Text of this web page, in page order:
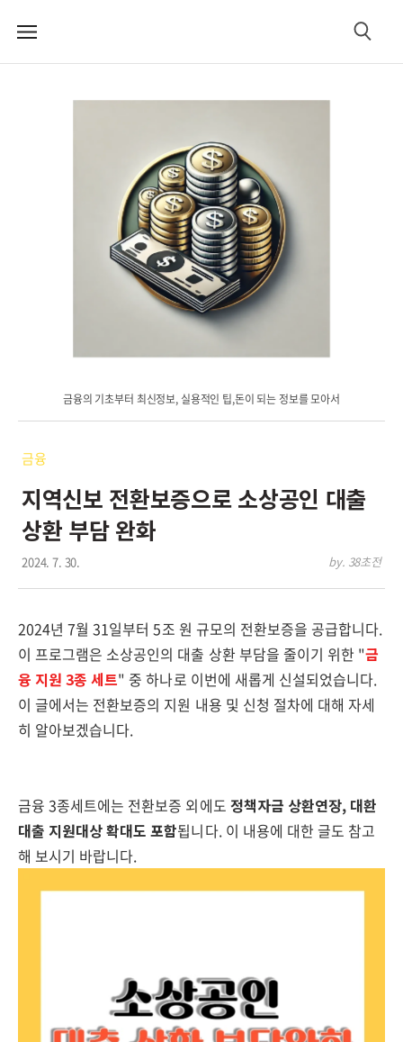
메
검
금융의 기초부터 최신정보, 실용적인 팁,돈이 되는 정보를 모아서
금융
지역신보 전환보증으로 소상공인 대출
상환 부담 완화
2024. 7. 30. by. 38초전
2024년 7월 31일부터 5조 원 규모의 전환보증을 공급합니다.
이 프로그램은 소상공인의 대출 상환 부담을 줄이기 위한 "금
융 지원 3종 세트" 중 하나로 이번에 새롭게 신설되었습니다.
이 글에서는 전환보증의 지원 내용 및 신청 절차에 대해 자세
히 알아보겠습니다.
금융 3종세트에는 전환보증 외에도 정책자금 상환연장, 대환
대출 지원대상 확대도 포함됩니다. 이 내용에 대한 글도 참고
해 보시기 바랍니다.